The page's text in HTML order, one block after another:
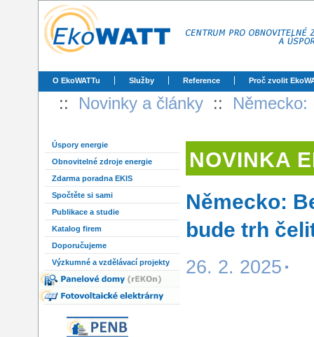
O EkoWATTu Služby Reference Proč zvolit
:: Novinky a články :: Německo:
Úspory energie
Obnovitelné zdroje energie
Zdarma poradna EKIS
Spočtěte si sami
Publikace a studie
Katalog firem
Doporučujeme
Výzkumné a vzdělávací projekty
NOVINKA
Německo:
bude trh
26. 2. 2025